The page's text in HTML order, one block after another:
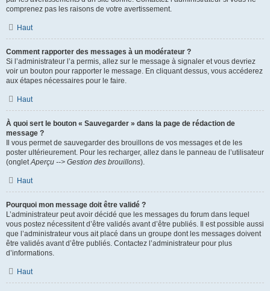
comprenez pas les raisons de votre avertissement.
Haut
Comment rapporter des messages à un modérateur ?
Si l’administrateur l’a permis, allez sur le message à signaler et vous devriez
voir un bouton pour rapporter le message. En cliquant dessus, vous accéderez
aux étapes nécessaires pour le faire.
Haut
À quoi sert le bouton « Sauvegarder » dans la page de rédaction de
message ?
Il vous permet de sauvegarder des brouillons de vos messages et de les
poster ultérieurement. Pour les recharger, allez dans le panneau de l’utilisateur
(ongletAperçu --> Gestion des brouillons).
Haut
Pourquoi mon message doit être validé ?
L’administrateur peut avoir décidé que les messages du forum dans lequel
vous postez nécessitent d’être validés avant d’être publiés. Il est possible aussi
que l’administrateur vous ait placé dans un groupe dont les messages doivent
être validés avant d’être publiés. Contactez l’administrateur pour plus
d’informations.
Haut